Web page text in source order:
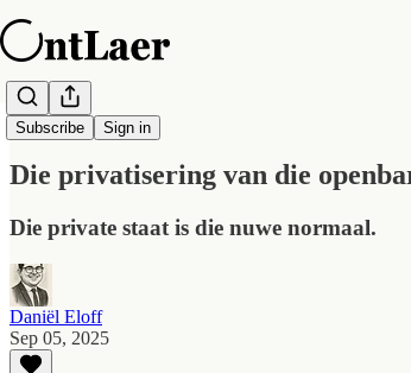
Subscribe Sign in
OntLaer Daagliks
Die privatisering van die
Die private staat is die nuwe normaal.
Daniël Eloff
Sep 05, 2025